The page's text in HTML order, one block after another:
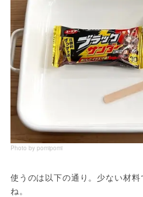
Photo by pomipomi
使うのは以下の通り。少ない材
ね。